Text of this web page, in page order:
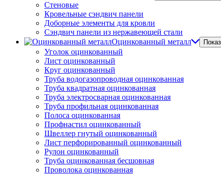
Стеновые
Кровельные сэндвич панели
Доборные элементы для кровли
Сэндвич панели из нержавеющей стали
Оцинкованный металл
Уголок оцинкованный
Лист оцинкованный
Круг оцинкованный
Труба водогазопроводная оцинкованная
Труба квадратная оцинкованная
Труба электросварная оцинкованная
Труба профильная оцинкованная
Полоса оцинкованная
Профнастил оцинкованный
Швеллер гнутый оцинкованный
Лист перфорированный оцинкованный
Рулон оцинкованный
Труба оцинкованная бесшовная
Проволока оцинкованная